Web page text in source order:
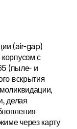
(air-gap)
с
(пыле- и
вскрытия
делая
через карту